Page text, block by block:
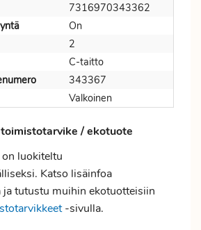
7316970343362
On
2
C-taitto
343367
Valkoinen
/ ekotuote
luokiteltu
Katso lisäinfoa
ja tutustu muihin ekotuotteisiin
-sivulla.